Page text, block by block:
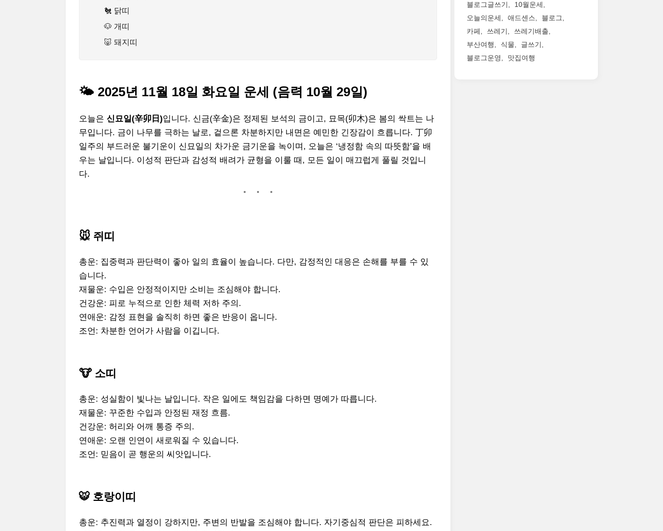
🐔 닭띠
🐶 개띠
🐷 돼지띠
🌤 2025년 11월 18일 화요일 운세 (음력 10월 29일)
오늘은 신묘일(辛卯日)입니다. 신금(辛金)은 정제된 보석의 금이고, 묘목(卯木)은 봄의 싹트는 나
무입니다. 금이 나무를 극하는 날로, 겉으론 차분하지만 내면은 예민한 긴장감이 흐릅니다. 丁卯
일주의 부드러운 불기운이 신묘일의 차가운 금기운을 녹이며, 오늘은 ‘냉정함 속의 따뜻함’을 배
우는 날입니다. 이성적 판단과 감성적 배려가 균형을 이룰 때, 모든 일이 매끄럽게 풀릴 것입니
다.
🐭 쥐띠
총운: 집중력과 판단력이 좋아 일의 효율이 높습니다. 다만, 감정적인 대응은 손해를 부를 수 있
습니다.
재물운: 수입은 안정적이지만 소비는 조심해야 합니다.
건강운: 피로 누적으로 인한 체력 저하 주의.
연애운: 감정 표현을 솔직히 하면 좋은 반응이 옵니다.
조언: 차분한 언어가 사람을 이깁니다.
🐮 소띠
총운: 성실함이 빛나는 날입니다. 작은 일에도 책임감을 다하면 명예가 따릅니다.
재물운: 꾸준한 수입과 안정된 재정 흐름.
건강운: 허리와 어깨 통증 주의.
연애운: 오랜 인연이 새로워질 수 있습니다.
조언: 믿음이 곧 행운의 씨앗입니다.
🐯 호랑이띠
총운: 추진력과 열정이 강하지만, 주변의 반발을 조심해야 합니다. 자기중심적 판단은 피하세요.
블로그글쓰기
10월운세
오늘의운세
애드센스
블로그
카페
쓰레기
쓰레기배출
부산여행
식물
글쓰기
블로그운영
맛집여행